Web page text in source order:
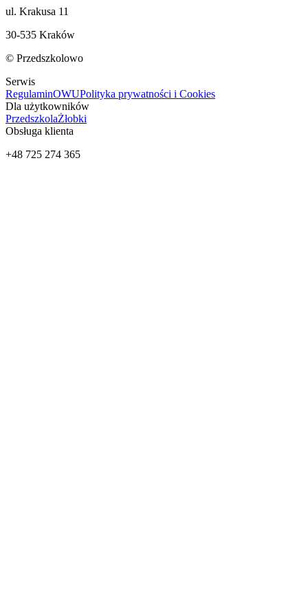
ul. Krakusa 11
30-535 Kraków
© Przedszkolowo
Serwis
RegulaminOWUPolityka prywatności i Cookies
Dla użytkowników
PrzedszkolaŻłobki
Obsługa klienta
+48 725 274 365